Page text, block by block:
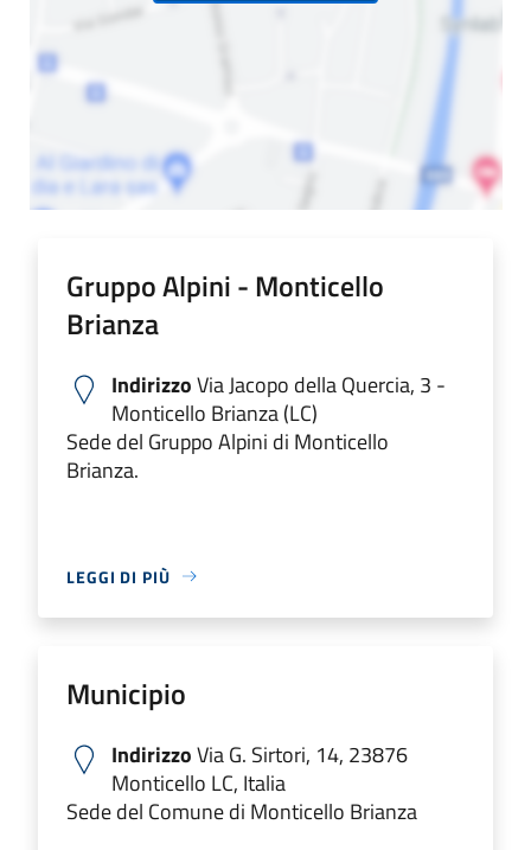
Gruppo Alpini - Monticello
Brianza
IndirizzoVia Jacopo della Quercia, 3 -
Monticello Brianza (LC)
Sede del Gruppo Alpini di Monticello
Brianza.
LEGGI DI PIÙ
Municipio
IndirizzoVia G. Sirtori, 14, 23876
Monticello LC, Italia
Sede del Comune di Monticello Brianza